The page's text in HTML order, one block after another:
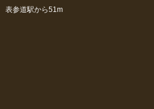
表参道駅から51m